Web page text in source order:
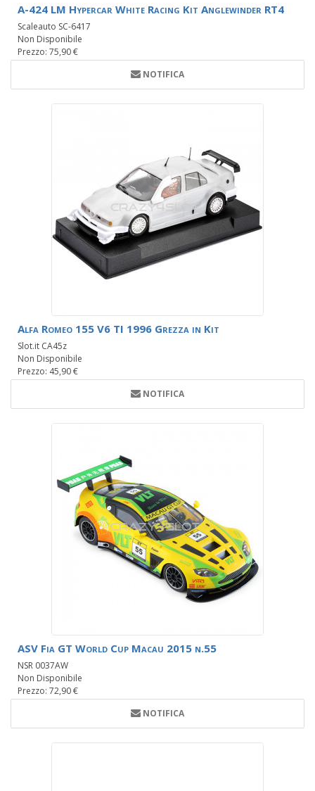
A-424 LM Hypercar White Racing Kit Anglewinder RT4
Scaleauto SC-6417
Non Disponibile
Prezzo: 75,90 €
NOTIFICA
Alfa Romeo 155 V6 TI 1996 Grezza in Kit
Slot.it CA45z
Non Disponibile
Prezzo: 45,90 €
NOTIFICA
ASV Fia GT World Cup Macau 2015 n.55
NSR 0037AW
Non Disponibile
Prezzo: 72,90 €
NOTIFICA